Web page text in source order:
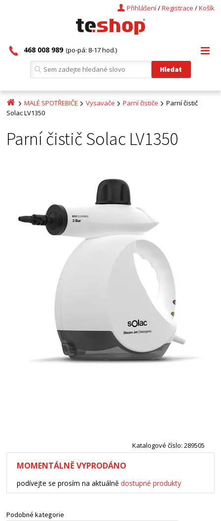
Košík
/
Registrace
/
Přihlášení
468 008 989 (po-pá: 8-17 hod.)
MALÉ SPOTŘEBIČE Vysavače Parní čističe
Parní čistič
Solac LV1350
Parní čistič Solac LV1350
Katalogové číslo: 289505
MOMENTÁLNĚ VYPRODÁNO
podívejte se prosím na aktuálnědostupné produkty
Podobné kategorie